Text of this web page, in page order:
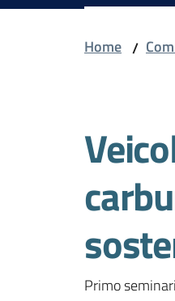
Home /
Primo